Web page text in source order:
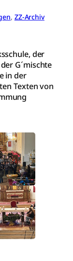
, ZZ-Archiv
der
G´mischte
in der
Texten von